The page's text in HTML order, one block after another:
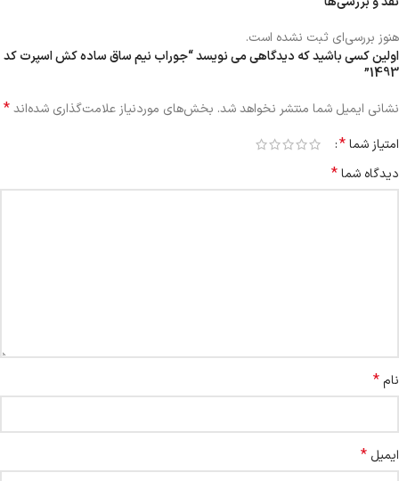
هنوز بررسی‌ای ثبت نشده است.
اولین کسی باشید که دیدگاهی می نویسد “جوراب نیم ساق ساده کش اسپرت کد
1493”
نشانی ایمیل شما منتشر نخواهد شد. بخش‌های موردنیاز علامت‌گذاری شده‌اند*
امتیاز شما*
دیدگاه شما*
نام*
ایمیل *